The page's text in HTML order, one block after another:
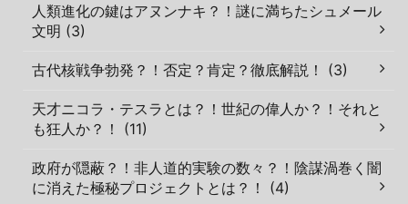
人類進化の鍵はアヌンナキ？！謎に満ちたシュメール
文明 (3)
古代核戦争勃発？！否定？肯定？徹底解説！ (3)
天才ニコラ・テスラとは？！世紀の偉人か？！それと
も狂人か？！ (11)
政府が隠蔽？！非人道的実験の数々？！陰謀渦巻く闇
に消えた極秘プロジェクトとは？！ (4)